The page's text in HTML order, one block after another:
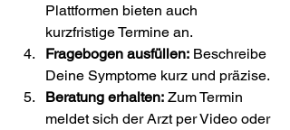
Plattformen bieten auch
kurzfristige Termine an.
Fragebogen ausfüllen: Beschreibe
Deine Symptome kurz und präzise.
Beratung erhalten: Zum Termin
meldet sich der Arzt per Video oder